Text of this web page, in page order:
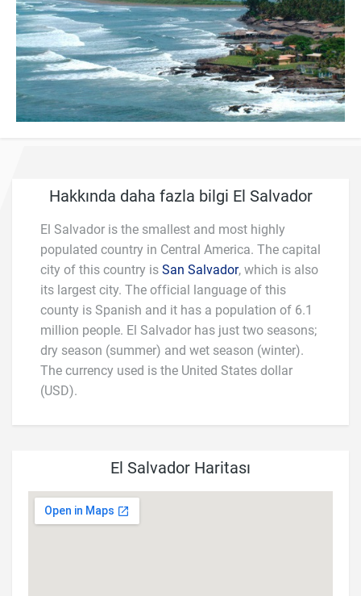
Hakkında daha fazla bilgi El Salvador
El Salvador is the smallest and most highly
populated country in Central America. The capital
city of this country is San Salvador, which is also
its largest city. The official language of this
county is Spanish and it has a population of 6.1
million people. El Salvador has just two seasons;
dry season (summer) and wet season (winter).
The currency used is the United States dollar
(USD).
El Salvador Haritası